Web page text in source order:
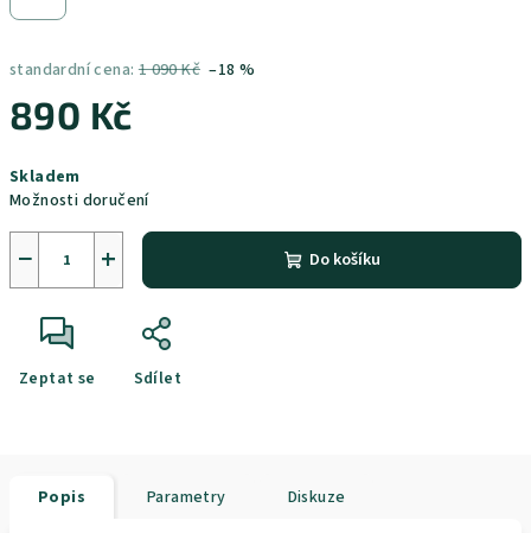
standardní cena: 1 090 Kč –18 %
890 Kč
cena:
Skladem
Možnosti doručení
+
− Do košíku
Zeptat se Sdílet
Popis Parametry Diskuze